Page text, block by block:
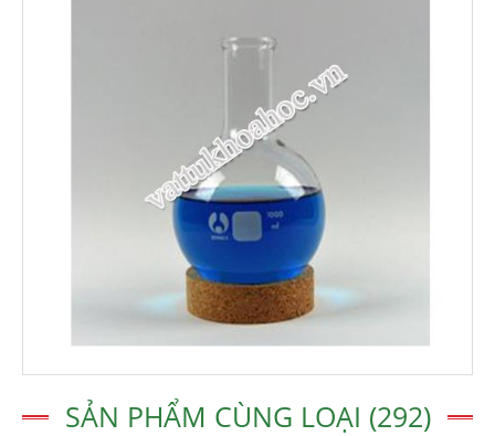
SẢN PHẨM CÙNG LOẠI (292)